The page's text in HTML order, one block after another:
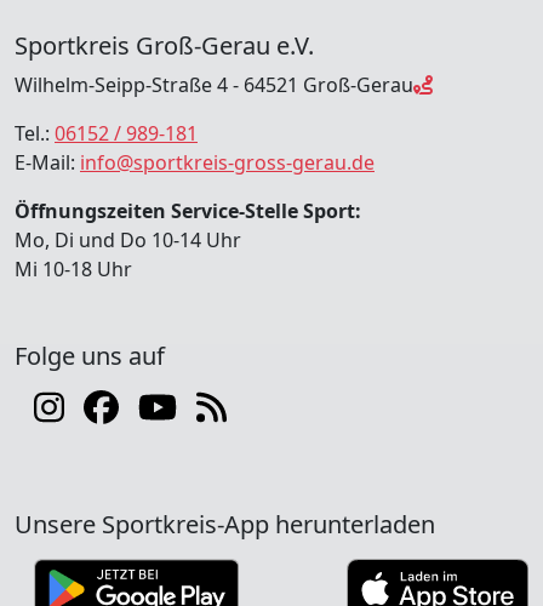
Sportkreis Groß-Gerau e.V.
Wilhelm-Seipp-Straße 4 - 64521 Groß-Gerau
Tel.: 06152 / 989-181
E-Mail: info@sportkreis-gross-gerau.de
Öffnungszeiten Service-Stelle Sport:
Mo, Di und Do 10-14 Uhr
Mi 10-18 Uhr
Folge uns auf
Unsere Sportkreis-App herunterladen